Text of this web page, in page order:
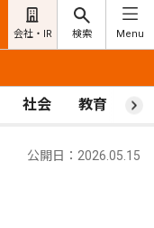
会社・IR 検索 Menu
社会 教育 ス
公開日：2026.05.15